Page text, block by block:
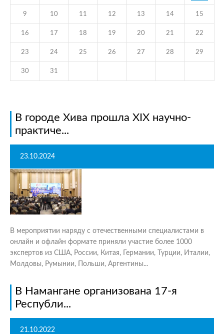
9 10 11 12 13 14 15
16 17 18 19 20 21 22
23 24 25 26 27 28 29
30 31
В городе Хива прошла XIX научно-
практиче...
23.10.2024
В мероприятии наряду с отечественными специалистами в
онлайн и офлайн формате приняли участие более 1000
экспертов из США, России, Китая, Германии, Турции, Италии,
Молдовы, Румынии, Польши, Аргентины...
В Намангане организована 17-я
Республи...
21.10.2022